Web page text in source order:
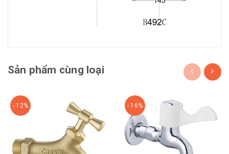
Sản phẩm cùng loại
- 12% - 16%